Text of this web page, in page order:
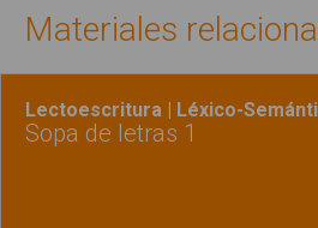
Materiales
Lectoescritura | Léxico-
Sopa de letras 1